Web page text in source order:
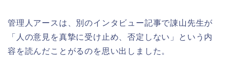
管理人アースは、別のインタビュー記事で諌山先生が
「人の意見を真摯に受け止め、否定しない」という内
容を読んだことがるのを思い出しました。